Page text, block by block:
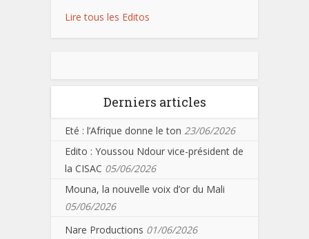
Lire tous les Editos
Derniers articles
Eté : l’Afrique donne le ton 23/06/2026
Edito : Youssou Ndour vice-président de
la CISAC 05/06/2026
Mouna, la nouvelle voix d’or du Mali
05/06/2026
Nare Productions 01/06/2026